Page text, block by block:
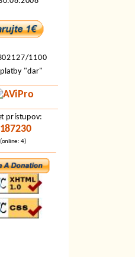
1100
"dar"
prístupov:
(online: 4)